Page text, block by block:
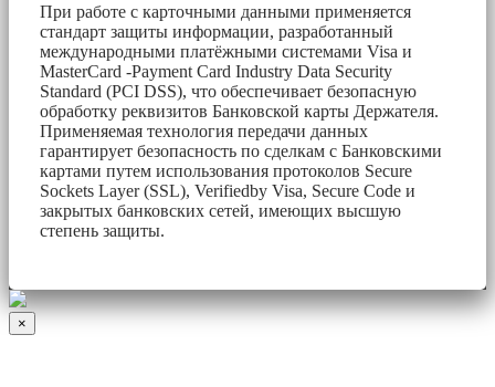
При работе с карточными данными применяется
стандарт защиты информации, разработанный
международными платёжными системами Visa и
MasterCard -Payment Card Industry Data Security
Standard (PCI DSS), что обеспечивает безопасную
обработку реквизитов Банковской карты Держателя.
Применяемая технология передачи данных
гарантирует безопасность по сделкам с Банковскими
картами путем использования протоколов Secure
Sockets Layer (SSL), Verifiedby Visa, Secure Code и
закрытых банковских сетей, имеющих высшую
степень защиты.
×